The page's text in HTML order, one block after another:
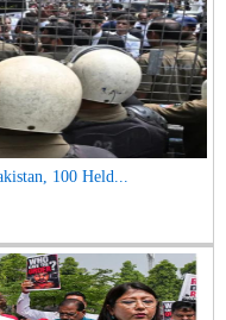
100 Held...